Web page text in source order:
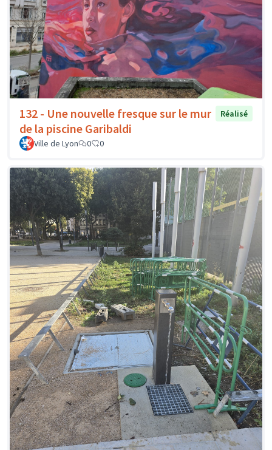
132 - Une nouvelle fresque sur le mur
de la piscine Garibaldi
Réalisé
Ville de Lyon 0 0